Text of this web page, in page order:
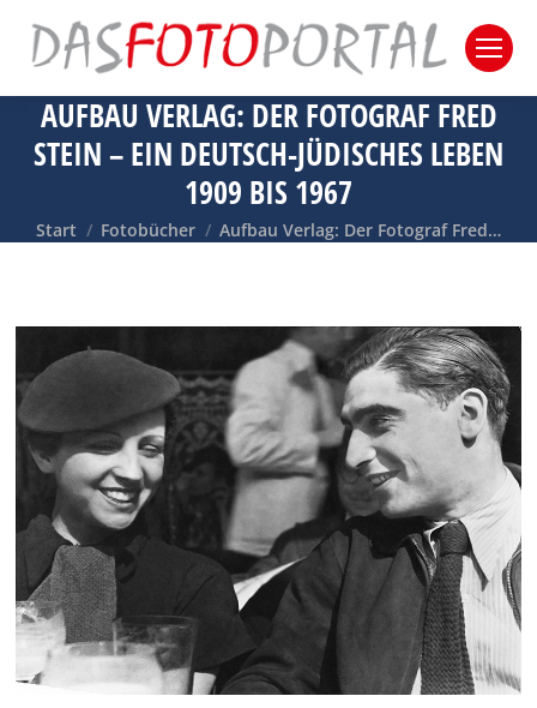
AUFBAU VERLAG: DER FOTOGRAF FRED
STEIN – EIN DEUTSCH-JÜDISCHES LEBEN
1909 BIS 1967
Sie befinden sich hier:
Start Fotobücher Aufbau Verlag: Der Fotograf Fred…